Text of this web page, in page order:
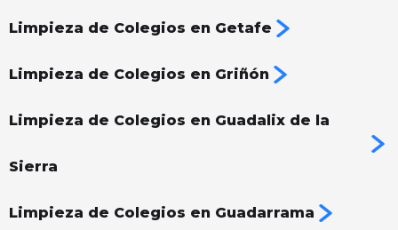
Limpieza de Colegios en Getafe
Limpieza de Colegios en Griñón
Limpieza de Colegios en Guadalix de la
Sierra
Limpieza de Colegios en Guadarrama